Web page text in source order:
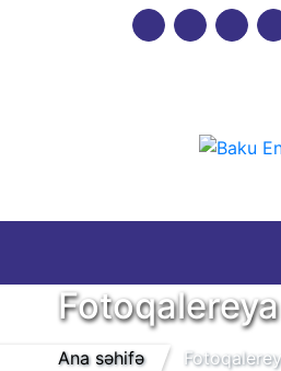
Fotoqalereya
Ana səhifə